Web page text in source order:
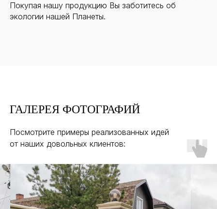
Покупая нашу продукцию Вы заботитесь об
экологии нашей Планеты.
ГАЛЕРЕЯ ФОТОГРАФИЙ
Посмотрите примеры реализованных идей
от наших довольных клиентов: